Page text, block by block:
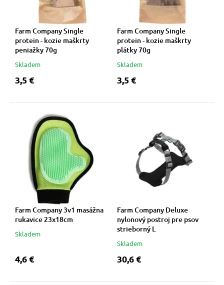
Farm Company Single
protein - kozie maškrty
peniažky 70g
Skladem
3,5 €
Farm Company Single
protein - kozie maškrty
plátky 70g
Skladem
3,5 €
Farm Company 3v1 masážna
rukavice 23x18cm
Skladem
4,6 €
Farm Company Deluxe
nylonový postroj pre psov
strieborný L
Skladem
30,6 €